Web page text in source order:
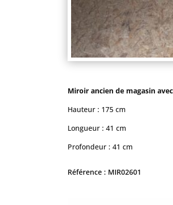
Miroir ancien de magasin
Hauteur : 175 cm
Longueur : 41 cm
Profondeur : 41 cm
Référence : MIR02601